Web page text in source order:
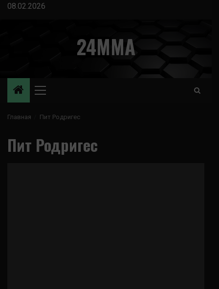
Перейти
08.02.2026
24MMA
Основное
Главная Пит Родригес
Пит Родригес